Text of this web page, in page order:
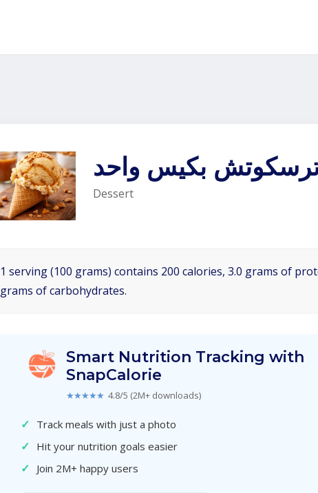
بكيس واحد
Dessert
1 serving (100 grams) contains 200 calories, 3.0 grams of
grams of carbohydrates.
Smart Nutrition Tracking with
SnapCalorie
★★★★★ 4.8/5 (2M+ downloads)
✓ Track meals with just a photo
✓ Hit your nutrition goals easier
✓ Join 2M+ happy users